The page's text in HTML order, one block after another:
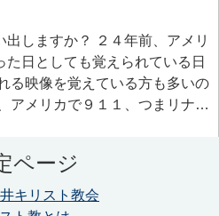
出しますか？ ２４年前、アメリ
日としても覚えられている日
る映像を覚えている方も多いの
アメリカで９１１、つまリナ…
ページ
キリスト教会